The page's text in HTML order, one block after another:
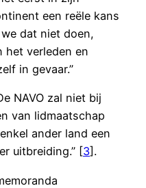
een reële kans
dat niet doen,
het verleden en
in gevaar.”
NAVO zal niet bij
van lidmaatschap
ander land een
uitbreiding.” [3].